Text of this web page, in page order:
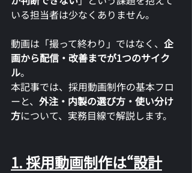
いる担当者は少なくありません。
動画は「撮って終わり」ではなく、 企
画から配信・改善までが1つのサイク
ル。
本記事では、採用動画制作の基本フロ
ーと、 外注・内製の選び方・使い分け
方について、実務目線で解説します。
1. 採用動画制作は“設計